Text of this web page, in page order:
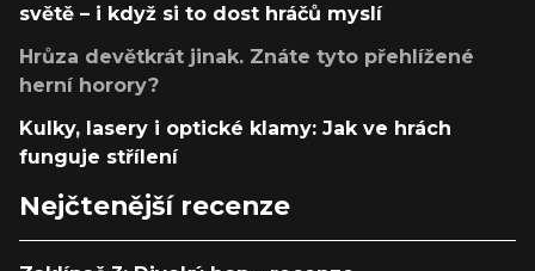
světě – i když si to dost hráčů myslí
Hrůza devětkrát jinak. Znáte tyto přehlížené
herní horory?
Kulky, lasery i optické klamy: Jak ve hrách
funguje střílení
Nejčtenější recenze